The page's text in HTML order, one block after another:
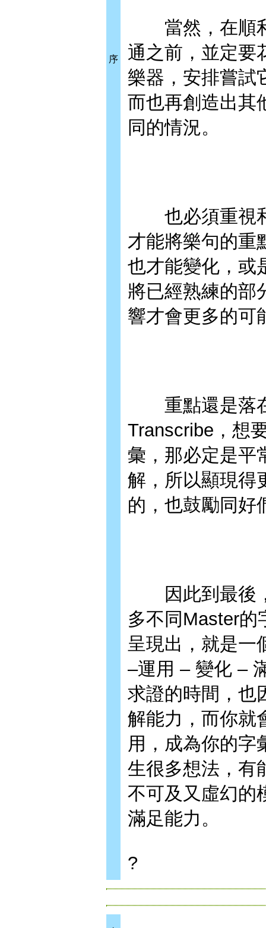
序
當然，在順利
通之前，並定要
樂器，安排嘗試
而也再創造出其
同的情況。
也必須重視和
才能將樂句的重
也才能變化，或
將已經熟練的部
響才會更多的可
重點還是落在
Transcribe，想
彙，那必定是平
解，所以顯現得
的，也鼓勵同好
因此到最後，
多不同Master的
呈現出，就是一
–運用 – 變化 –
求證的時間，也
解能力，而你就
用，成為你的字
生很多想法，有
不可及又虛幻的
滿足能力。
?